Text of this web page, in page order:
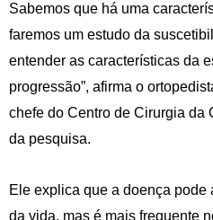
Sabemos que há uma
faremos um estudo da
entender as características da
progressão”, afirma o
chefe do Centro de Cirurgia da
da pesquisa.
Ele explica que a doença pode
da vida, mas é mais frequente